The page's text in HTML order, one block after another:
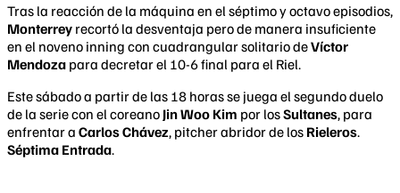
Tras la reacción de la máquina en el séptimo y octavo episodios,
Monterrey recortó la desventaja pero de manera insuficiente
en el noveno inning con cuadrangular solitario deVíctor
Mendoza para decretar el 10-6 final para el Riel.
Este sábado a partir de las 18 horas se juega el segundo duelo
de la serie con el coreano Jin Woo Kim por losSultanes, para
enfrentar a Carlos Chávez, pitcher abridor de los Rieleros.
Séptima Entrada.